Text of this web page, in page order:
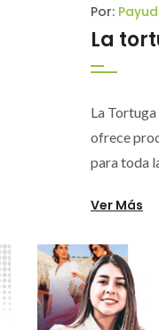
Por:
La
La
ofrece
para toda
Ver Más